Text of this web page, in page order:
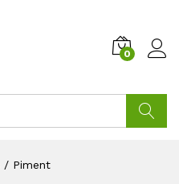
0
/ Piment